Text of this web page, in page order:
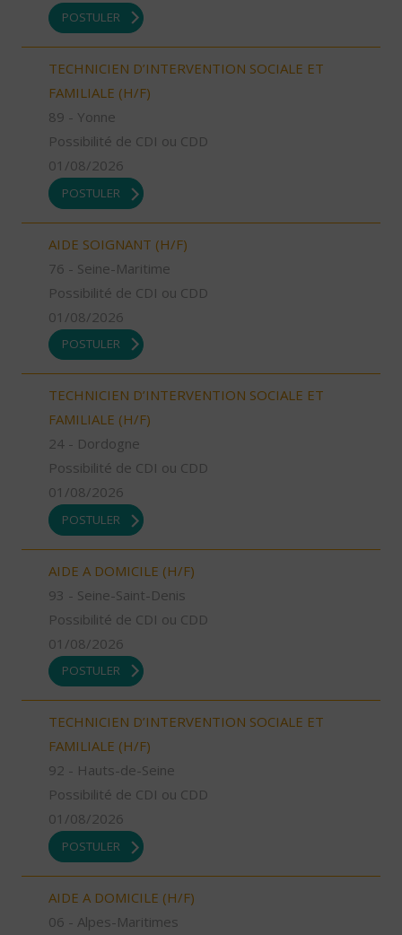
POSTULER
TECHNICIEN D’INTERVENTION SOCIALE ET
FAMILIALE (H/F)
89 - Yonne
Possibilité de CDI ou CDD
01/08/2026
POSTULER
AIDE SOIGNANT (H/F)
76 - Seine-Maritime
Possibilité de CDI ou CDD
01/08/2026
POSTULER
TECHNICIEN D’INTERVENTION SOCIALE ET
FAMILIALE (H/F)
24 - Dordogne
Possibilité de CDI ou CDD
01/08/2026
POSTULER
AIDE A DOMICILE (H/F)
93 - Seine-Saint-Denis
Possibilité de CDI ou CDD
01/08/2026
POSTULER
TECHNICIEN D’INTERVENTION SOCIALE ET
FAMILIALE (H/F)
92 - Hauts-de-Seine
Possibilité de CDI ou CDD
01/08/2026
POSTULER
AIDE A DOMICILE (H/F)
06 - Alpes-Maritimes